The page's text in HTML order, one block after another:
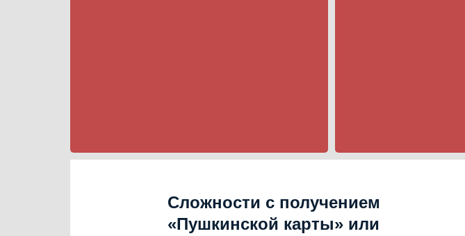
Сложности с получением
«Пушкинской карты» или